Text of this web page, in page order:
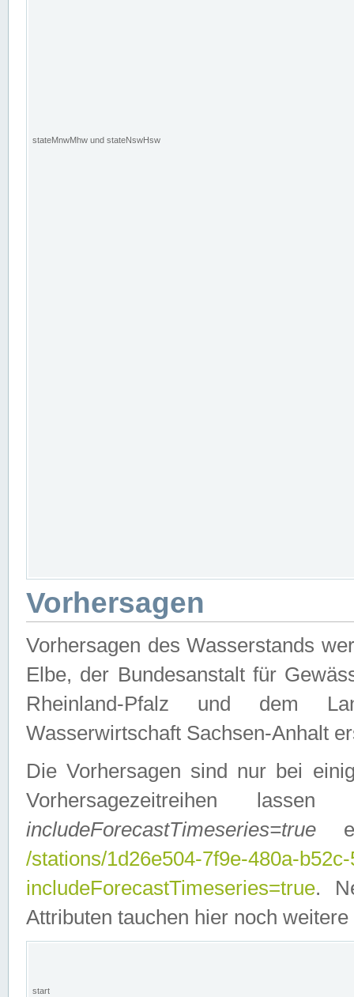
stateMnwMhw und stateNswHsw
Vorhersagen
Vorhersagen des Wasserstands
Elbe, der Bundesanstalt für
Rheinland-Pfalz und dem
Wasserwirtschaft Sachsen-Anhalt
Die Vorhersagen sind nur bei
Vorhersagezeitreihen
includeForecastTimeseries=true
/stations/1d26e504-7f9e-480a-
includeForecastTimeseries=true.
Attributen tauchen hier noch weitere
start